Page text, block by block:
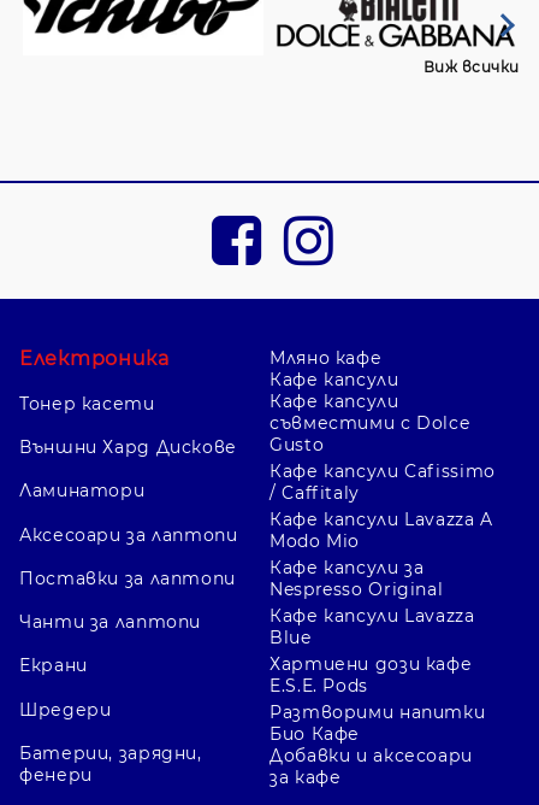
Виж всички
Електроника
Тонер касети
Външни Хард Дискове
Ламинатори
Аксесоари за лаптопи
Поставки за лаптопи
Чанти за лаптопи
Екрани
Шредери
Батерии, зарядни,
фенери
Мляно кафе
Кафе капсули
Кафе капсули
съвместими с Dolce
Gusto
Кафе капсули Cafissimo
/ Caffitaly
Кафе капсули Lavazza A
Modo Mio
Кафе капсули за
Nespresso Original
Кафе капсули Lavazza
Blue
Хартиени дози кафе
E.S.E. Pods
Разтворими напитки
Био Кафе
Добавки и аксесоари
за кафе